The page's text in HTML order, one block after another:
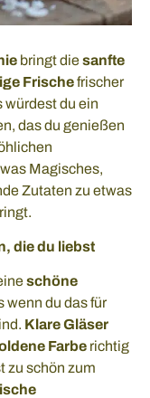
bringt diesanfte
Frischefrischer
würdest du ein
das du genießen
Magisches,
Zutaten zu etwas
die du liebst
schöne
wenn du das für
Klare Gläser
Farbe richtig
zu schön zum